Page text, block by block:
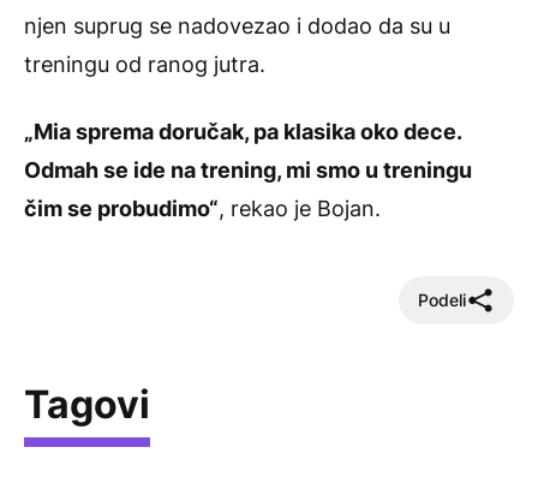
njen suprug se nadovezao i dodao da su u
treningu od ranog jutra.
„Mia sprema doručak, pa klasika oko dece.
Odmah se ide na trening, mi smo u treningu
čim se probudimo“, rekao je Bojan.
Podeli
Tagovi